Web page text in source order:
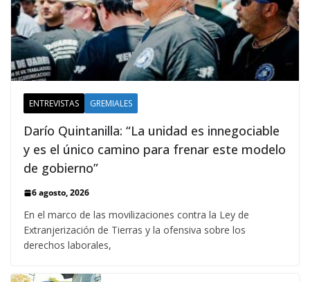
ENTREVISTAS GREMIALES
Darío Quintanilla: “La unidad es innegociable
y es el único camino para frenar este modelo
de gobierno”
6 agosto, 2026
En el marco de las movilizaciones contra la Ley de
Extranjerización de Tierras y la ofensiva sobre los
derechos laborales,